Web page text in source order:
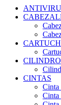
CILINDRO
CINTAS
Cinta
Cinta